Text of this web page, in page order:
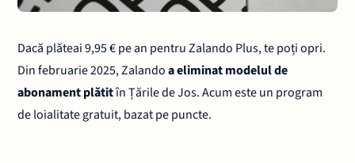
Dacă plăteai 9,95 € pe an pentru Zalando Plus, te poți opri.
Din februarie 2025, Zalandoa eliminat modelul de
abonament plătitîn Țările de Jos. Acum este un program
de loialitate gratuit, bazat pe puncte.